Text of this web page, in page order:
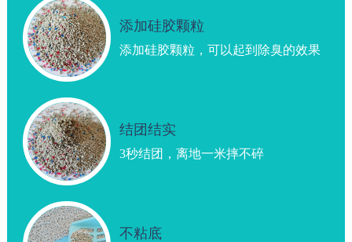
添加硅胶颗粒
添加硅胶颗粒，可以起到除臭的效果
结团结实
3秒结团，离地一米摔不碎
不粘底